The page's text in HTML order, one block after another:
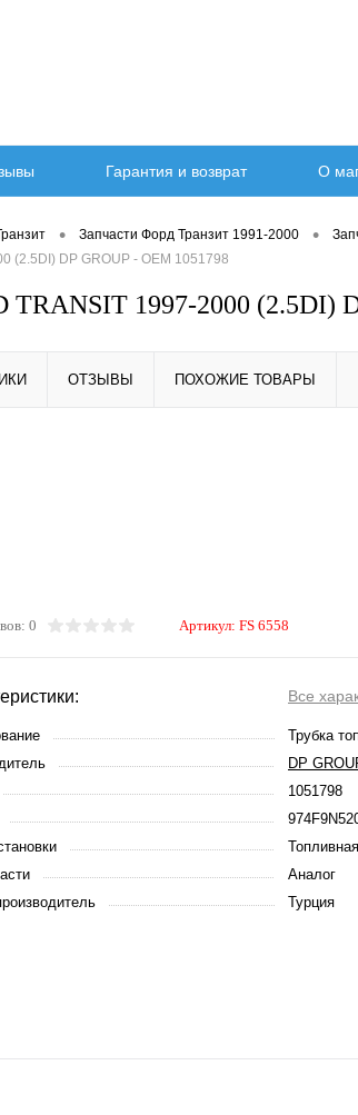
Гарантия и возврат О
• Запчасти Форд Транзит 1991-2000 •
(2.5DI) DP GROUP - OEM 1051798
TRANSIT 1997-2000 (2.5DI)
ОТЗЫВЫ ПОХОЖИЕ ТОВАРЫ
0 Артикул: FS 6558
Все
Трубка
DP
1051798
Аналог
Турция